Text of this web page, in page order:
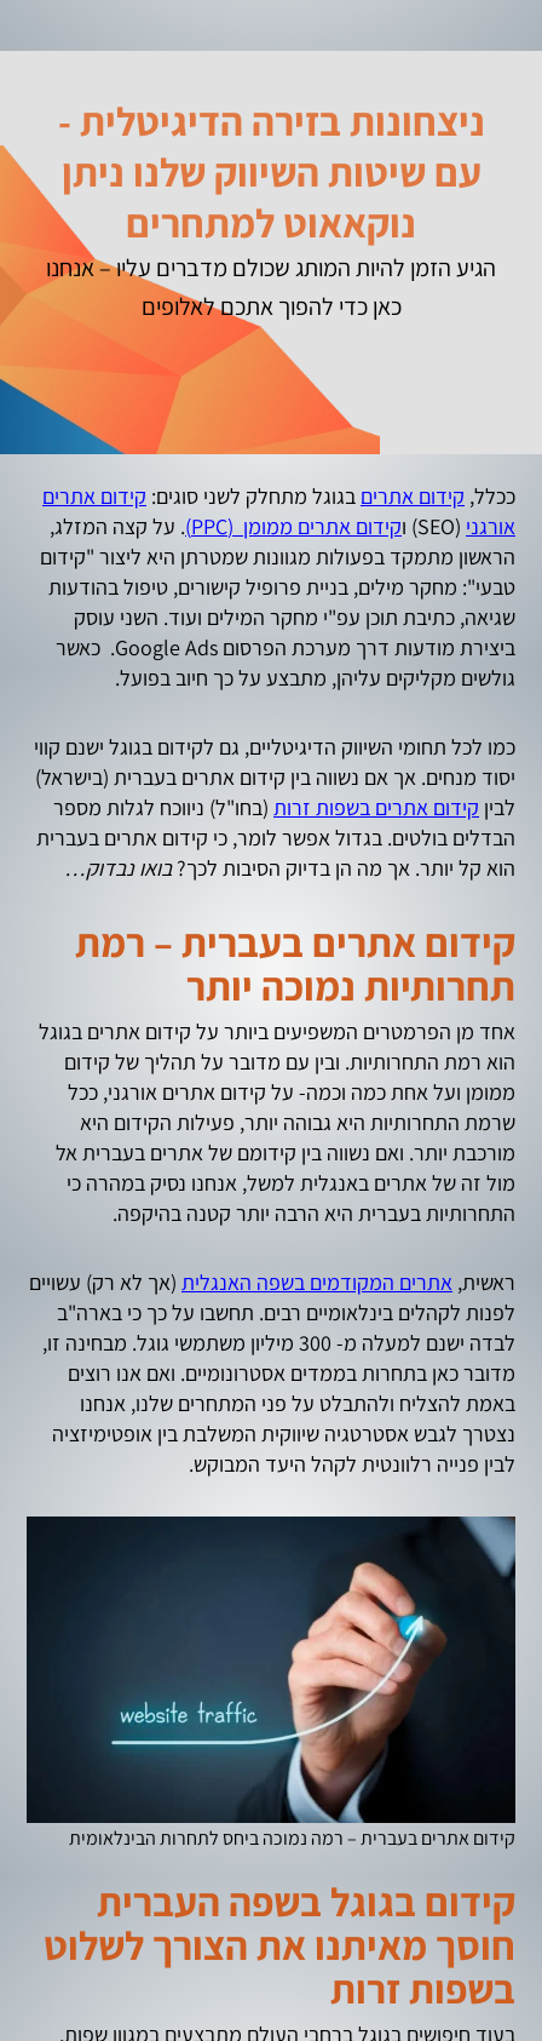
ניצחונות בזירה הדיגיטלית -
עם שיטות השיווק שלנו ניתן
נוקאאוט למתחרים
הגיע הזמן להיות המותג שכולם מדברים עליו – אנחנו
כאן כדי להפוך אתכם לאלופים
ככלל, קידום אתרים בגוגל מתחלק לשני סוגים: קידום אתרים
אורגני (SEO) ו קידום אתרים ממומן (PPC)
. על קצה המזלג,
הראשון מתמקד בפעולות מגוונות שמטרתן היא ליצור "קידום
טבעי": מחקר מילים, בניית פרופיל קישורים, טיפול בהודעות
שגיאה, כתיבת תוכן עפ"י מחקר המילים ועוד. השני עוסק
ביצירת מודעות דרך מערכת הפרסום Google Ads. כאשר
גולשים מקליקים עליהן, מתבצע על כך חיוב בפועל.
כמו לכל תחומי השיווק הדיגיטליים, גם לקידום בגוגל ישנם קווי
יסוד מנחים. אך אם נשווה בין קידום אתרים בעברית (בישראל)
לבין קידום אתרים בשפות זרות (בחו"ל) ניווכח לגלות מספר
הבדלים בולטים. בגדול אפשר לומר, כי קידום אתרים בעברית
הוא קל יותר. אך מה הן בדיוק הסיבות לכך?בואו נבדוק…
קידום אתרים בעברית – רמת
תחרותיות נמוכה יותר
אחד מן הפרמטרים המשפיעים ביותר על קידום אתרים בגוגל
הוא רמת התחרותיות. ובין עם מדובר על תהליך של קידום
ממומן ועל אחת כמה וכמה- על קידום אתרים אורגני, ככל
שרמת התחרותיות היא גבוהה יותר, פעילות הקידום היא
מורכבת יותר. ואם נשווה בין קידומם של אתרים בעברית אל
מול זה של אתרים באנגלית למשל, אנחנו נסיק במהרה כי
התחרותיות בעברית היא הרבה יותר קטנה בהיקפה.
ראשית, אתרים המקודמים בשפה האנגלית (אך לא רק) עשויים
לפנות לקהלים בינלאומיים רבים. תחשבו על כך כי בארה"ב
לבדה ישנם למעלה מ- 300 מיליון משתמשי גוגל. מבחינה זו,
מדובר כאן בתחרות בממדים אסטרונומיים. ואם אנו רוצים
באמת להצליח ולהתבלט על פני המתחרים שלנו, אנחנו
נצטרך לגבש אסטרטגיה שיווקית המשלבת בין אופטימיזציה
לבין פנייה רלוונטית לקהל היעד המבוקש.
קידום אתרים בעברית – רמה נמוכה ביחס לתחרות הבינלאומית
קידום בגוגל בשפה העברית
חוסך מאיתנו את הצורך לשלוט
בשפות זרות
בעוד חיפושים בגוגל ברחבי העולם מתבצעים במגוון שפות,